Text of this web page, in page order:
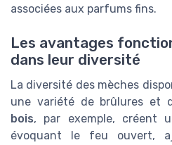
associées aux parfums fins.
Les avantages
dans leur diversité
La diversité des mèches
une variété de brûlures et
bois, par exemple, créent
évoquant le feu ouvert,